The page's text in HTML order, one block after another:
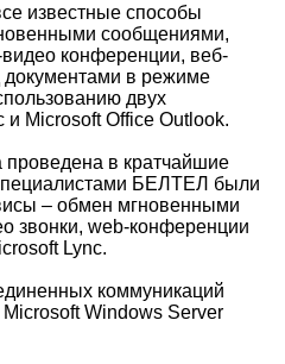
известные способы
сообщениями,
видео конференции, веб-
в режиме
двух
Microsoft Office Outlook.
проведена в кратчайшие
БЕЛТЕЛ были
– обмен мгновенными
звонки, web-конференции
Lync.
коммуникаций
Windows Server